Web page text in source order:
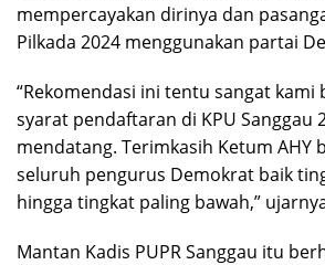
mempercayakan dirinya dan
Pilkada 2024 menggunakan partai
“Rekomendasi ini tentu sangat kami
syarat pendaftaran di KPU Sanggau
mendatang. Terimkasih Ketum AHY
seluruh pengurus Demokrat baik
hingga tingkat paling bawah,”
Mantan Kadis PUPR Sanggau itu